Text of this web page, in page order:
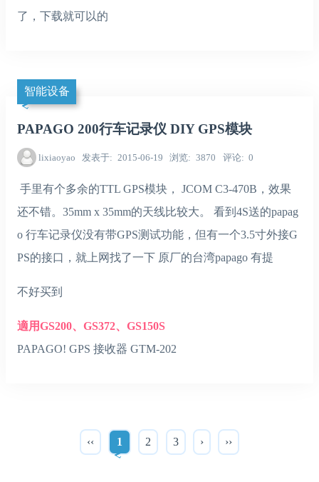
了，下载就可以的
智能设备
PAPAGO 200行车记录仪 DIY GPS模块
lixiaoyao 发表于 2015-06-19 浏览 3870 评论 0
手里有个多余的TTL GPS模块， JCOM C3-470B，效果
还不错。35mm x 35mm的天线比较大。 看到4S送的papag
o 行车记录仪没有带GPS测试功能，但有一个3.5寸外接G
PS的接口，就上网找了一下 原厂的台湾papago 有提
不好买到
適用GS200、GS372、GS150S
PAPAGO! GPS 接收器 GTM-202
‹‹ 1 2 3 › ››